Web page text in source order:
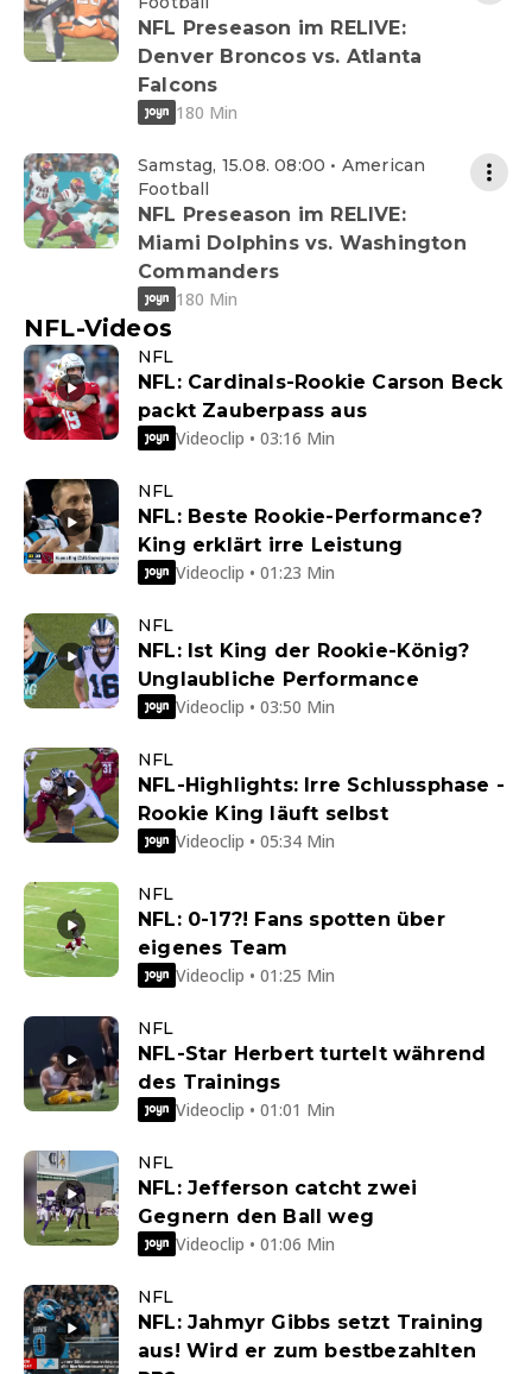
NFL Preseason im RELIVE:
Denver Broncos vs. Atlanta
Falcons
180 Min
Samstag, 15.08. 08:00 • American
Football
NFL Preseason im RELIVE:
Miami Dolphins vs. Washington
Commanders
180 Min
NFL-Videos
NFL
NFL: Cardinals-Rookie Carson Beck
packt Zauberpass aus
Videoclip • 03:16 Min
NFL
NFL: Beste Rookie-Performance?
King erklärt irre Leistung
Videoclip • 01:23 Min
NFL
NFL: Ist King der Rookie-König?
Unglaubliche Performance
Videoclip • 03:50 Min
NFL
NFL-Highlights: Irre Schlussphase -
Rookie King läuft selbst
Videoclip • 05:34 Min
NFL
NFL: 0-17?! Fans spotten über
eigenes Team
Videoclip • 01:25 Min
NFL
NFL-Star Herbert turtelt während
des Trainings
Videoclip • 01:01 Min
NFL
NFL: Jefferson catcht zwei
Gegnern den Ball weg
Videoclip • 01:06 Min
NFL
NFL: Jahmyr Gibbs setzt Training
aus! Wird er zum bestbezahlten